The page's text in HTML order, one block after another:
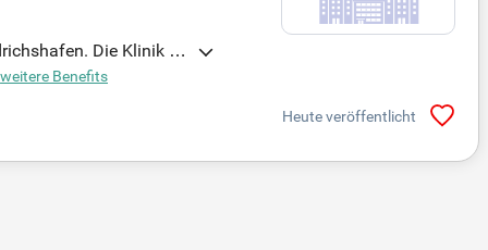
Die Klinik bi
für eine hochwert
Bewerben Sie s
weitere Benefits
Heute veröffentlicht